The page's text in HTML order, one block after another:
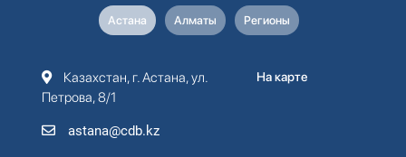
Астана Алматы Регионы
Казахстан, г. Астана, ул.
Петрова, 8/1
astana@cdb.kz
На карте